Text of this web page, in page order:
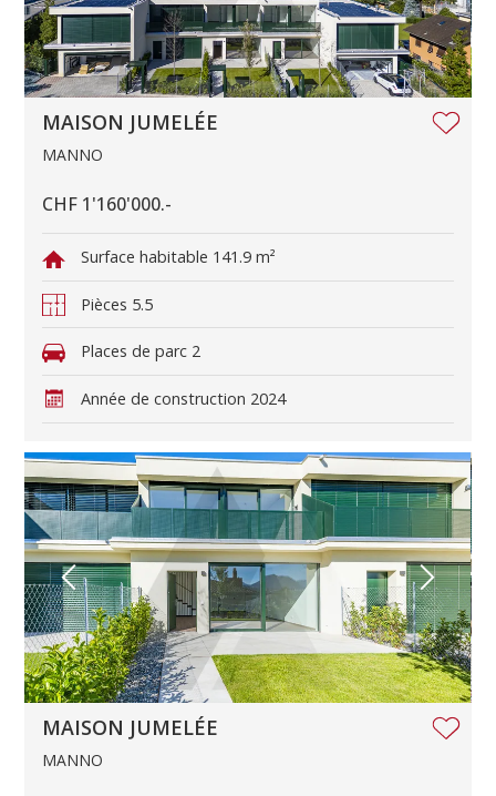
MAISON JUMELÉE
MANNO
CHF 1'160'000.-
Surface habitable 141.9 m²
Pièces 5.5
Places de parc 2
Année de construction 2024
MAISON JUMELÉE
MANNO